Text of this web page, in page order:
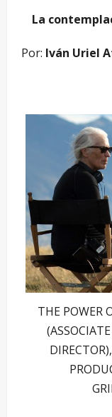
La
Por: Iván Uriel
THE POWER